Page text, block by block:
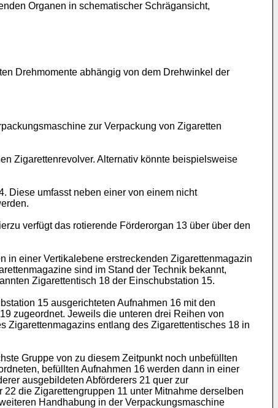
Organen in schematischer Schrägansicht,
Drehmomente abhängig von dem Drehwinkel der
zur Verpackung von Zigaretten
Zigarettenrevolver. Alternativ könnte beispielsweise
Diese umfasst neben einer von einem nicht
verfügt das rotierende Förderorgan 13 über über den
in einer Vertikalebene erstreckenden Zigarettenmagazin
sind im Stand der Technik bekannt,
Zigarettentisch 18 der Einschubstation 15.
15 ausgerichteten Aufnahmen 16 mit den
zugeordnet. Jeweils die unteren drei Reihen von
Zigarettenmagazins entlang des Zigarettentisches 18 in
Gruppe von zu diesem Zeitpunkt noch unbefüllten
befüllten Aufnahmen 16 werden dann in einer
ausgebildeten Abförderers 21 quer zur
die Zigarettengruppen 11 unter Mitnahme derselben
Handhabung in der Verpackungsmaschine